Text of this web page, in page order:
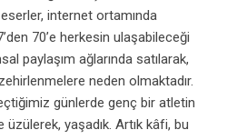
internet ortamında
70’e herkesin ulaşabileceği
paylaşım ağlarında satılarak,
neden olmaktadır.
günlerde genç bir atletin
üzülerek, yaşadık. Artık kâfi, bu